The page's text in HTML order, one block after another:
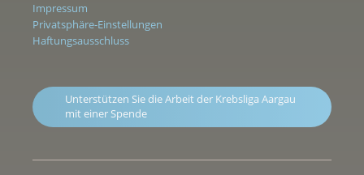
Impressum
Privatsphäre-Einstellungen
Haftungsausschluss
Unterstützen Sie die Arbeit der Krebsliga Aargau
mit einer Spende